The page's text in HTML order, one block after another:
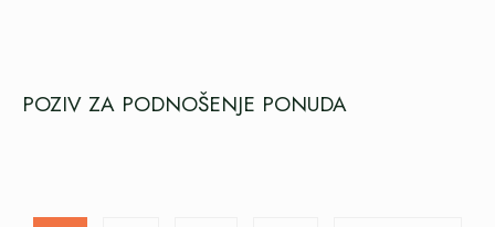
POZIV ZA PODNOŠENJE PONUDA